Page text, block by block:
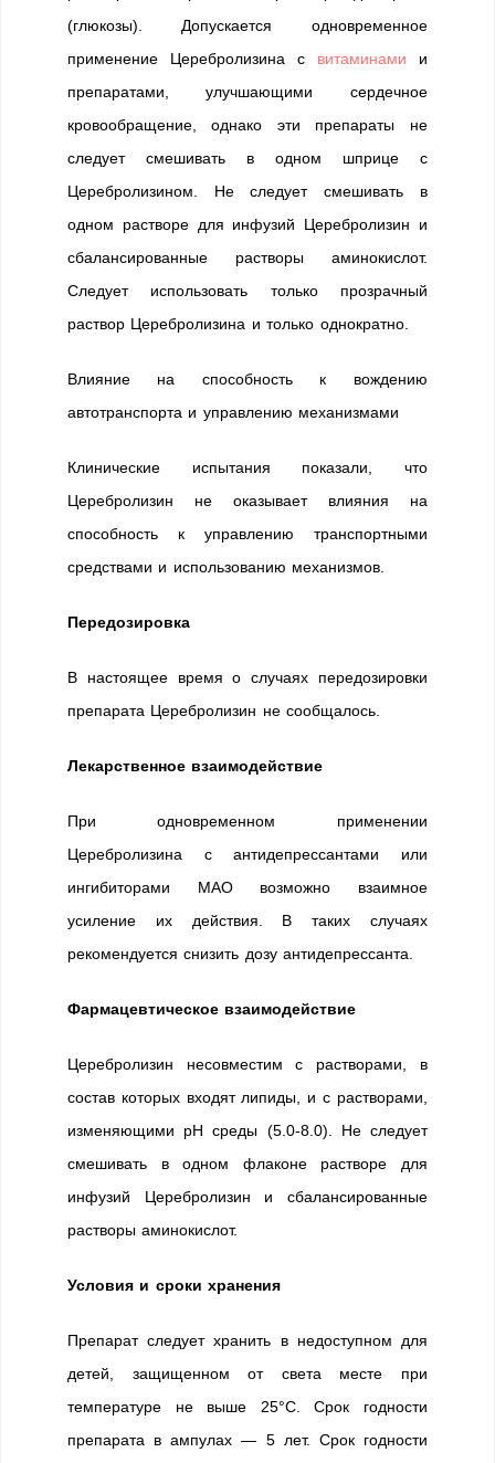
(глюкозы). Допускается одновременное
применение Церебролизина с витаминами и
препаратами, улучшающими сердечное
кровообращение, однако эти препараты не
следует смешивать в одном шприце с
Церебролизином. Не следует смешивать в
одном растворе для инфузий Церебролизин и
сбалансированные растворы аминокислот.
Следует использовать только прозрачный
раствор Церебролизина и только однократно.
Влияние на способность к вождению
автотранспорта и управлению механизмами
Клинические испытания показали, что
Церебролизин не оказывает влияния на
способность к управлению транспортными
средствами и использованию механизмов.
Передозировка
В настоящее время о случаях передозировки
препарата Церебролизин не сообщалось.
Лекарственное взаимодействие
При одновременном применении
Церебролизина с антидепрессантами или
ингибиторами МАО возможно взаимное
усиление их действия. В таких случаях
рекомендуется снизить дозу антидепрессанта.
Фармацевтическое взаимодействие
Церебролизин несовместим с растворами, в
состав которых входят липиды, и с растворами,
изменяющими рН среды (5.0-8.0). Не следует
смешивать в одном флаконе растворе для
инфузий Церебролизин и сбалансированные
растворы аминокислот.
Условия и сроки хранения
Препарат следует хранить в недоступном для
детей, защищенном от света месте при
температуре не выше 25°C. Срок годности
препарата в ампулах — 5 лет. Срок годности